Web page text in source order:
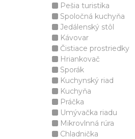
Pešia turistika
Spoločná kuchyňa
Jedálenský stôl
Kávovar
Čistiace prostriedky
Hriankovač
Sporák
Kuchynský riad
Kuchyňa
Práčka
Umývačka riadu
Mikrovlnná rúra
Chladnička